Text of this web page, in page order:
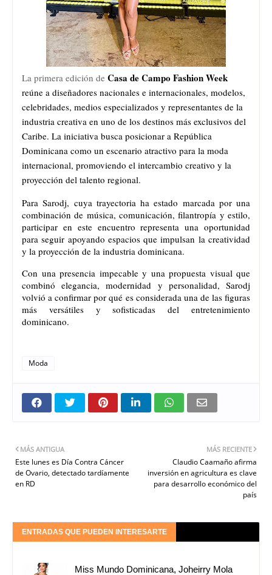
La primera edición de Casa de Campo Fashion Week
reúne a diseñadores nacionales e internacionales, modelos,
celebridades, medios especializados y representantes de la
industria creativa en uno de los destinos más exclusivos del
Caribe. La iniciativa busca posicionar a República
Dominicana como un escenario atractivo para la moda
internacional, promoviendo el intercambio creativo y la
proyección del talento regional.
Para Sarodj, cuya trayectoria ha estado marcada por una
combinación de música, comunicación, filantropía y estilo,
participar en este encuentro representa una oportunidad
para seguir apoyando espacios que impulsan la creatividad
y la proyección de la industria dominicana.
Con una presencia impecable y una propuesta visual que
combinó elegancia, modernidad y personalidad, Sarodj
volvió a confirmar por qué es considerada una de las figuras
más versátiles y sofisticadas del entretenimiento
dominicano.
Moda
MÁS RECIENTE
Claudio Caamaño afirma
inversión en agricultura es clave
para desarrollo económico del
país
MÁS ANTIGUA
Este lunes es Día Contra Cáncer
de Ovario, detectado tardíamente
en RD
ENTRADAS QUE PUEDEN INTERESARTE
Miss Mundo Dominicana, Joheirry Mola